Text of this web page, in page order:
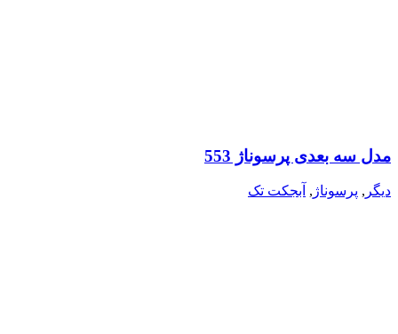
مدل سه بعدی پرسوناژ 553
دیگر , پرسوناژ , آبجکت تک